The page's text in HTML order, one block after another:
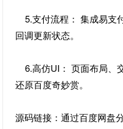
5.支付流程： 集成易支
回调更新状态。
6.高仿UI： 页面布局、
还原百度奇妙赏。
源码链接：通过百度网盘